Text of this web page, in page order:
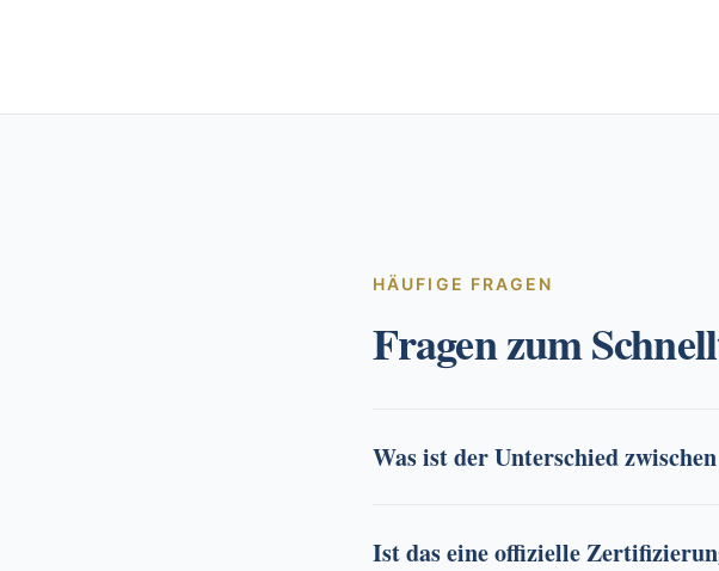
HÄUFIGE FRAGEN
Fragen zum
Was ist der Unterschied
Ist das eine offizielle